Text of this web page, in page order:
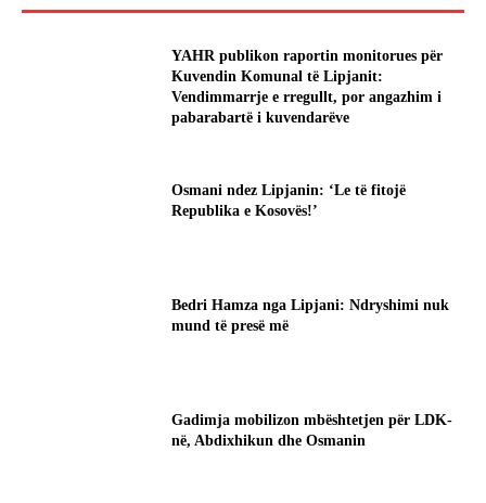
YAHR publikon raportin monitorues për
Kuvendin Komunal të Lipjanit:
Vendimmarrje e rregullt, por angazhim i
pabarabartë i kuvendarëve
Osmani ndez Lipjanin: ‘Le të fitojë
Republika e Kosovës!’
Bedri Hamza nga Lipjani: Ndryshimi nuk
mund të presë më
Gadimja mobilizon mbështetjen për LDK-
në, Abdixhikun dhe Osmanin